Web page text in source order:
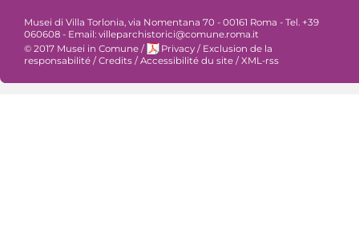
Musei di Villa Torlonia, via Nomentana 70 - 00161 Roma - Tel. +39
060608 - Email: villeparchistorici@comune.roma.it
© 2017 Musei in Comune / Privacy / Exclusion de la
responsabilité / Credits / Accessibilité du site / XML-rss